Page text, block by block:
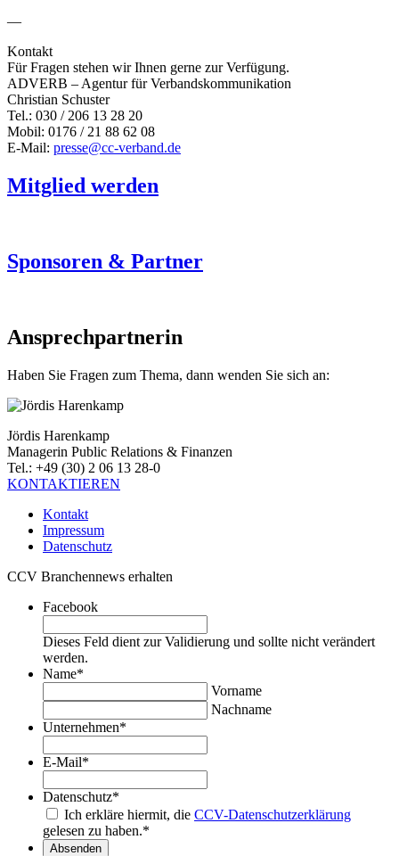
—
Kontakt
Für Fragen stehen wir Ihnen gerne zur Verfügung.
ADVERB – Agentur für Verbandskommunikation
Christian Schuster
Tel.: 030 / 206 13 28 20
Mobil: 0176 / 21 88 62 08
E-Mail: presse@cc-verband.de
Mitglied werden
Sponsoren & Partner
Ansprechpartnerin
Haben Sie Fragen zum Thema, dann wenden Sie sich an:
Jördis Harenkamp
Managerin Public Relations & Finanzen
Tel.: +49 (30) 2 06 13 28-0
KONTAKTIEREN
Kontakt
Impressum
Datenschutz
CCV Branchennews erhalten
Facebook
Dieses Feld dient zur Validierung und sollte nicht verändert
werden.
Name*
Vorname
Nachname
Unternehmen*
E-Mail*
Datenschutz*
Ich erkläre hiermit, die CCV-Datenschutzerklärung
gelesen zu haben.*
Absenden